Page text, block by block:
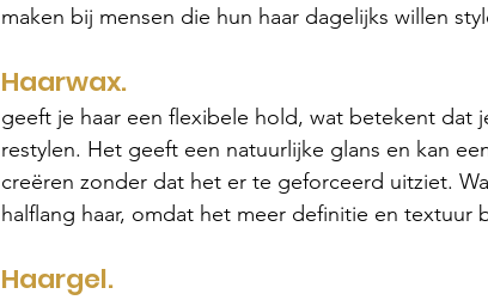
maken bij mensen die hun haar dagelijks willen
Haarwax.
geeft je haar een flexibele hold, wat betekent dat
restylen. Het geeft een natuurlijke glans en kan
creëren zonder dat het er te geforceerd uitziet.
halflang haar, omdat het meer definitie en textuur
Haargel.